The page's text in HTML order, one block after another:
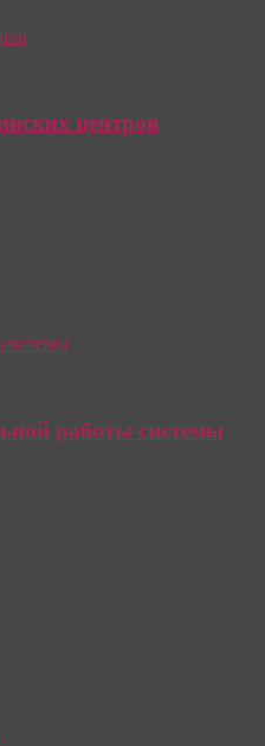
центров
работы системы